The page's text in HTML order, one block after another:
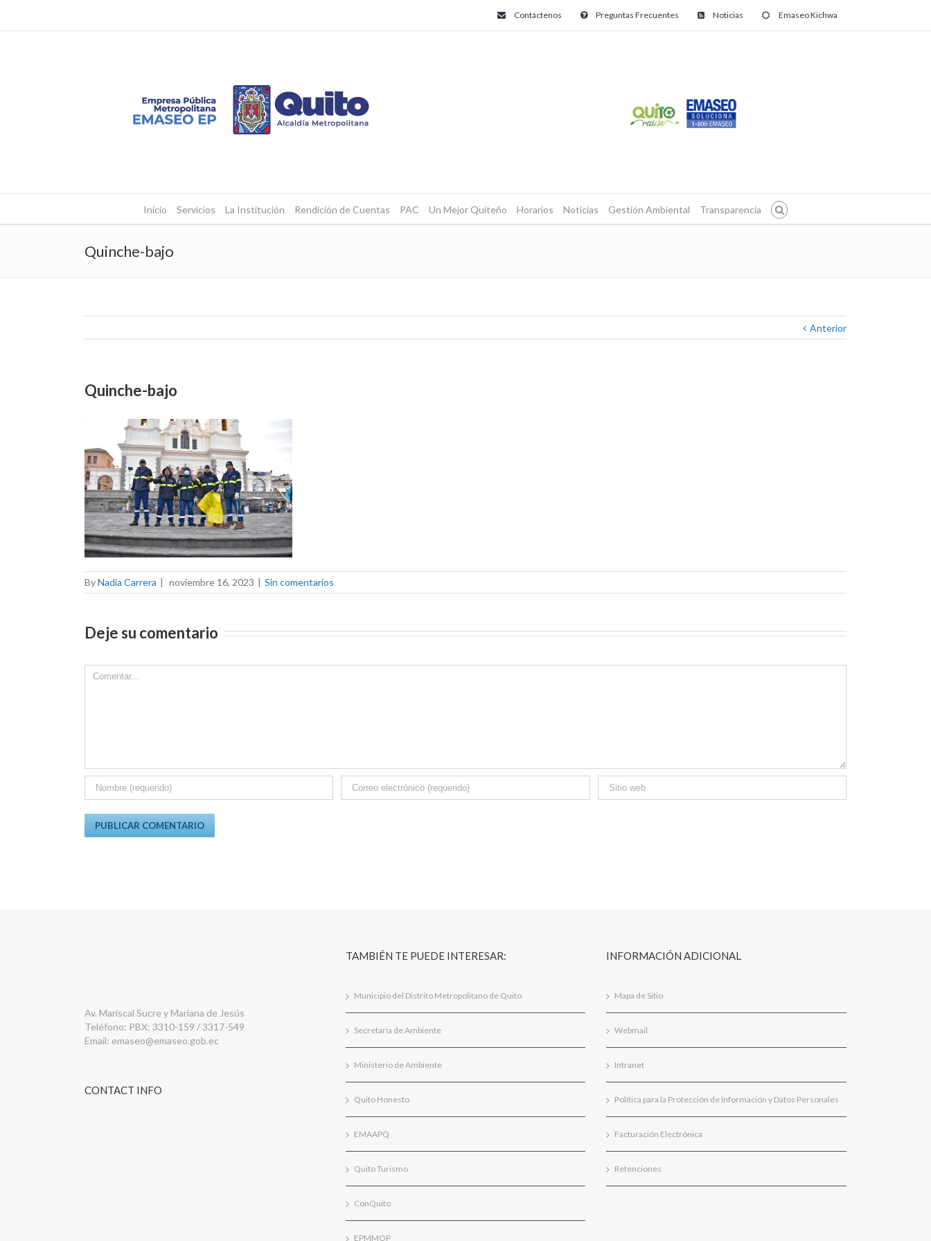
Contáctenos Preguntas Frecuentes Noticias Emaseo Kichwa
Inicio Servicios La Institución Rendición de Cuentas PAC Un Mejor Quiteño Horarios Noticias Gestión Ambiental Transparencia
Quinche-bajo
Anterior
Quinche-bajo
ByNadia Carrera | noviembre 16, 2023 | Sin comentarios
Deje su comentario
Comment
Av. Mariscal Sucre y Mariana de Jesús
Teléfono: PBX: 3310-159 / 3317-549
Email: emaseo@emaseo.gob.ec
CONTACT INFO
TAMBIÉN TE PUEDE INTERESAR:
Municipio del Distrito Metropolitano de Quito
Secretaría de Ambiente
Ministerio de Ambiente
Quito Honesto
EMAAPQ
Quito Turismo
ConQuito
EPMMOP
INFORMACIÓN ADICIONAL
Mapa de Sitio
Webmail
Intranet
Política para la Protección de Información y Datos Personales
Facturación Electrónica
Retenciones